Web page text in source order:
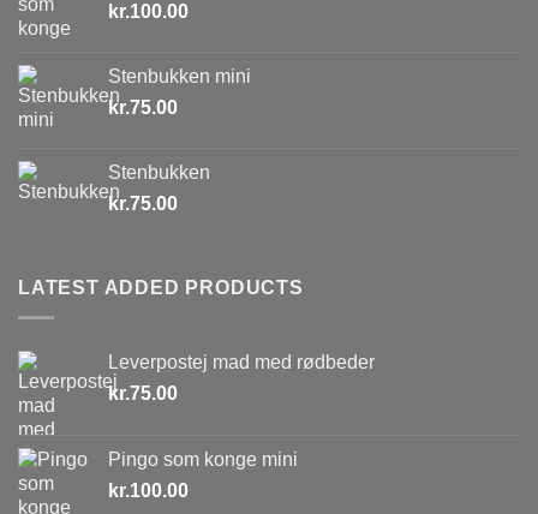
kr.100.00
Stenbukken mini
kr.75.00
Stenbukken
kr.75.00
LATEST ADDED PRODUCTS
Leverpostej mad med rødbeder
kr.75.00
Pingo som konge mini
kr.100.00